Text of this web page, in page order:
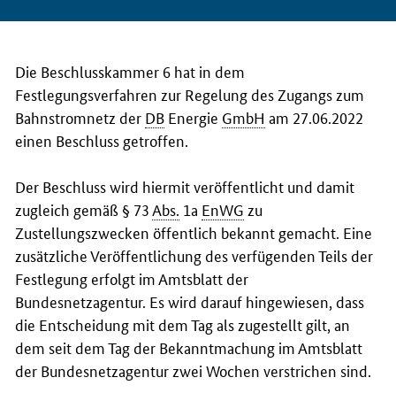
Die Beschlusskammer 6 hat in dem
Festlegungsverfahren zur Regelung des Zugangs zum
Bahnstromnetz der DB Energie GmbH am 27.06.2022
einen Beschluss getroffen.
Der Beschluss wird hiermit veröffentlicht und damit
zugleich gemäß § 73 Abs. 1a EnWG zu
Zustellungszwecken öffentlich bekannt gemacht. Eine
zusätzliche Veröffentlichung des verfügenden Teils der
Festlegung erfolgt im Amtsblatt der
Bundesnetzagentur. Es wird darauf hingewiesen, dass
die Entscheidung mit dem Tag als zugestellt gilt, an
dem seit dem Tag der Bekanntmachung im Amtsblatt
der Bundesnetzagentur zwei Wochen verstrichen sind.